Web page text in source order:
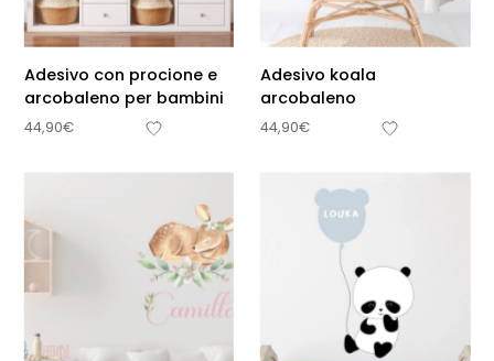
Adesivo con procione e
arcobaleno per bambini
44,90€
Adesivo koala
arcobaleno
44,90€